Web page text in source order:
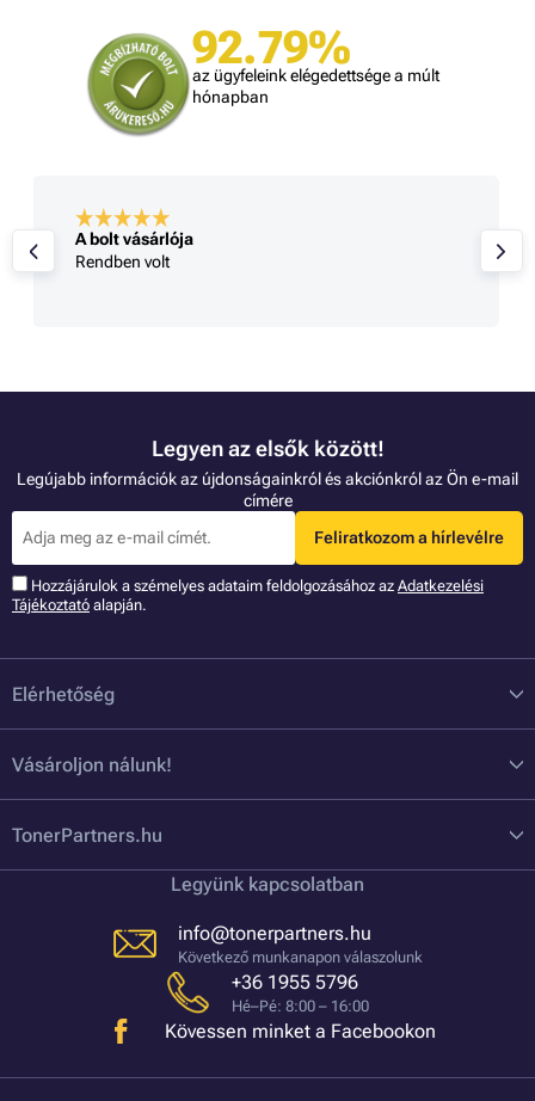
92.79%
az ügyfeleink elégedettsége a múlt
hónapban
A bolt vásárlója
Rendben volt
Legyen az elsők között!
Legújabb információk az újdonságainkról és akciónkról az Ön e-mail
címére
Feliratkozom a hírlevélre
Hozzájárulok a szémelyes adataim feldolgozásához az Adatkezelési
Tájékoztató alapján.
Elérhetőség
Vásároljon nálunk!
TonerPartners.hu
Legyünk kapcsolatban
info@tonerpartners.hu
Következő munkanapon válaszolunk
+36 1955 5796
Hé–Pé: 8:00 – 16:00
Kövessen minket a Facebookon